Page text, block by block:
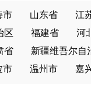
市 山东省 江
区 福建省 河
省 新疆维吾尔自
市 温州市 嘉